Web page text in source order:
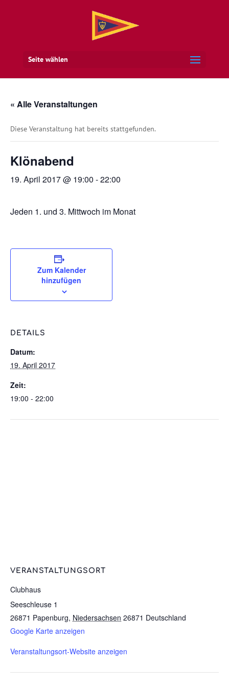
Seite wählen
« Alle Veranstaltungen
Diese Veranstaltung hat bereits stattgefunden.
Klönabend
19. April 2017 @ 19:00 -22:00
Jeden 1. und 3. Mittwoch im Monat
Zum Kalender
hinzufügen
DETAILS
Datum:
19. April 2017
Zeit:
19:00 - 22:00
VERANSTALTUNGSORT
Clubhaus
Seeschleuse 1
26871 Papenburg, Niedersachsen 26871 Deutschland
Google Karte anzeigen
Veranstaltungsort-Website anzeigen